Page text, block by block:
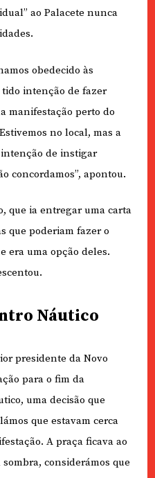
ao Palacete nunca
obedecido às
intenção de fazer
manifestação perto do
no local, mas a
de instigar
concordamos”, apontou.
que ia entregar uma carta
que poderiam fazer o
era uma opção deles.
Náutico
presidente da Novo
para o fim da
uma decisão que
que estavam cerca
A praça ficava ao
considerámos que